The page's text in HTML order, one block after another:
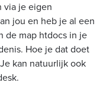
via je eigen
jou en heb je al een
de map htdocs in je
Hoe je dat doet
kan natuurlijk ook